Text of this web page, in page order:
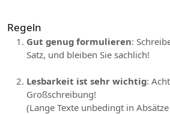
Regeln
Gut genug formulieren:
Satz, und bleiben Sie sachlich!
Lesbarkeit ist sehr wichtig:
Großschreibung!
(Lange Texte unbedingt in